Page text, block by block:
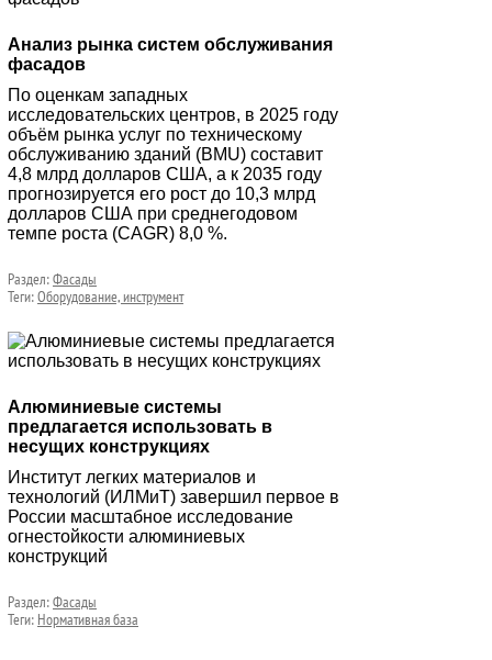
Анализ рынка систем обслуживания
фасадов
По оценкам западных
исследовательских центров, в 2025 году
объём рынка услуг по техническому
обслуживанию зданий (BMU) составит
4,8 млрд долларов США, а к 2035 году
прогнозируется его рост до 10,3 млрд
долларов США при среднегодовом
темпе роста (CAGR) 8,0 %.
Раздел:Фасады
Теги:Оборудование, инструмент
Алюминиевые системы
предлагается использовать в
несущих конструкциях
Институт легких материалов и
технологий (ИЛМиТ) завершил первое в
России масштабное исследование
огнестойкости алюминиевых
конструкций
Раздел:Фасады
Теги: Нормативная база